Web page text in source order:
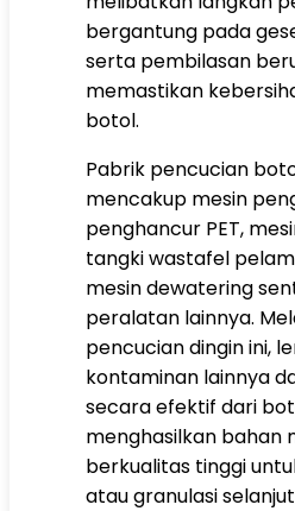
bergantung pada
serta pembilasan
memastikan
botol.
Pabrik pencucian
mencakup mesin
penghancur PET,
tangki wastafel
mesin dewatering
peralatan lainnya.
pencucian dingin ini,
kontaminan lainnya
secara efektif dari
menghasilkan bahan
berkualitas tinggi
atau granulasi